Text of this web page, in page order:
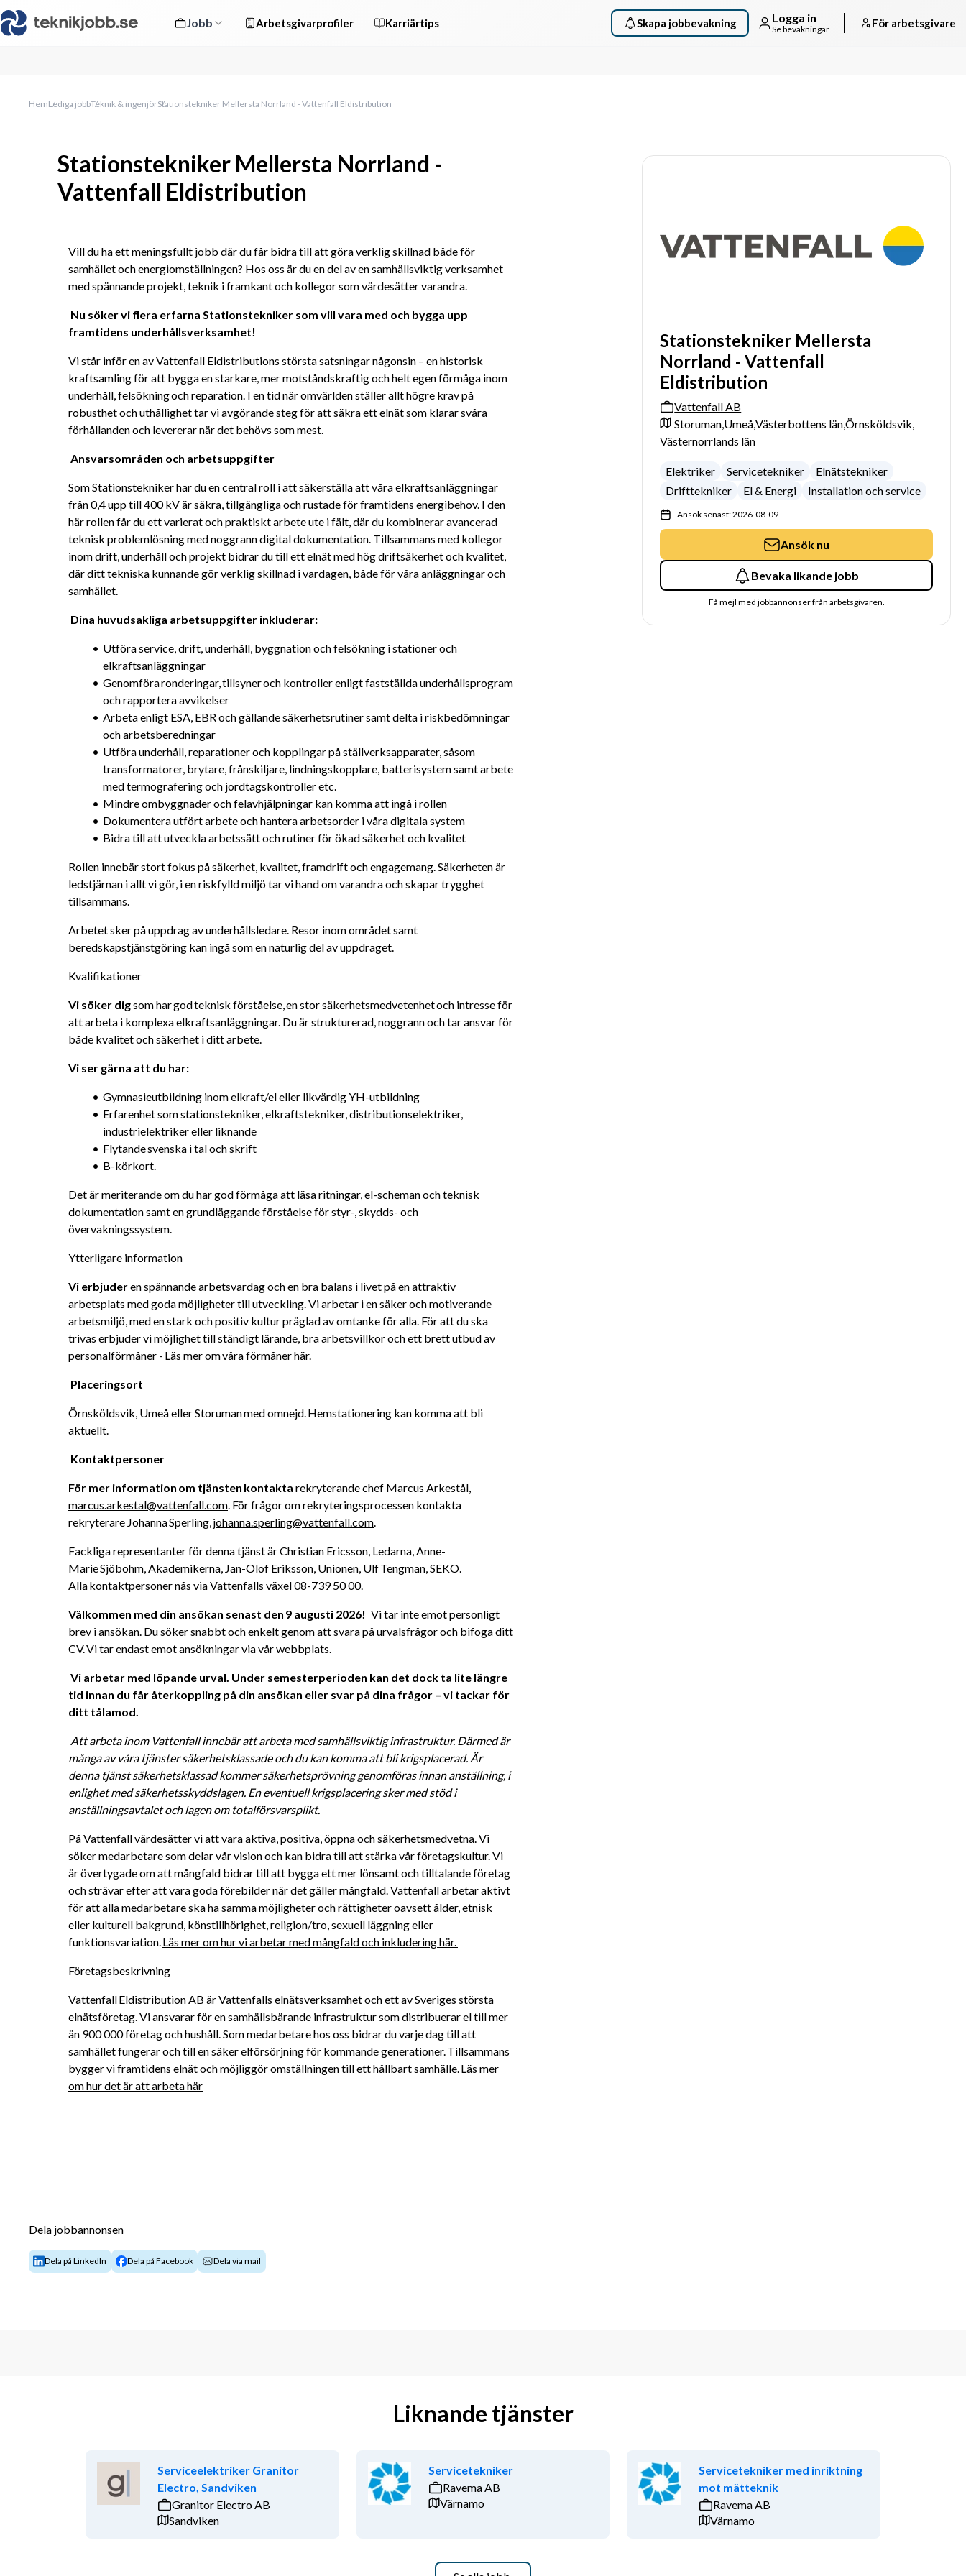
Jobb Arbetsgivarprofiler Karriärtips Skapa jobbevakning Logga in
Se bevakningar För arbetsgivare
HemLediga jobbTeknik & ingenjörStationstekniker Mellersta Norrland - Vattenfall Eldistribution
Stationstekniker Mellersta Norrland -
Vattenfall Eldistribution
Vill du ha ett meningsfullt jobb där du får bidra till att göra verklig skillnad både för
samhället och energiomställningen? Hos oss är du en del av en samhällsviktig verksamhet
med spännande projekt, teknik i framkant och kollegor som värdesätter varandra.
Nu söker vi flera erfarna Stationstekniker som vill vara med och bygga upp
framtidens underhållsverksamhet!
Vi står inför en av Vattenfall Eldistributions största satsningar någonsin – en historisk
kraftsamling för att bygga en starkare, mer motståndskraftig och helt egen förmåga inom
underhåll, felsökning och reparation. I en tid när omvärlden ställer allt högre krav på
robusthet och uthållighet tar vi avgörande steg för att säkra ett elnät som klarar svåra
förhållanden och levererar när det behövs som mest.
Ansvarsområden och arbetsuppgifter
Som Stationstekniker har du en central roll i att säkerställa att våra elkraftsanläggningar
från 0,4 upp till 400 kV är säkra, tillgängliga och rustade för framtidens energibehov. I den
här rollen får du ett varierat och praktiskt arbete ute i fält, där du kombinerar avancerad
teknisk problemlösning med noggrann digital dokumentation. Tillsammans med kollegor
inom drift, underhåll och projekt bidrar du till ett elnät med hög driftsäkerhet och kvalitet,
där ditt tekniska kunnande gör verklig skillnad i vardagen, både för våra anläggningar och
samhället.
Dina huvudsakliga arbetsuppgifter inkluderar:
Utföra service, drift, underhåll, byggnation och felsökning i stationer och
elkraftsanläggningar
Genomföra ronderingar, tillsyner och kontroller enligt fastställda underhållsprogram
och rapportera avvikelser
Arbeta enligt ESA, EBR och gällande säkerhetsrutiner samt delta i riskbedömningar
och arbetsberedningar
Utföra underhåll, reparationer och kopplingar på ställverksapparater, såsom
transformatorer, brytare, frånskiljare, lindningskopplare, batterisystem samt arbete
med termografering och jordtagskontroller etc.
Mindre ombyggnader och felavhjälpningar kan komma att ingå i rollen
Dokumentera utfört arbete och hantera arbetsorder i våra digitala system
Bidra till att utveckla arbetssätt och rutiner för ökad säkerhet och kvalitet
Rollen innebär stort fokus på säkerhet, kvalitet, framdrift och engagemang. Säkerheten är
ledstjärnan i allt vi gör, i en riskfylld miljö tar vi hand om varandra och skapar trygghet
tillsammans.
Arbetet sker på uppdrag av underhållsledare. Resor inom området samt
beredskapstjänstgöring kan ingå som en naturlig del av uppdraget.
Kvalifikationer
Vi söker dig som har god teknisk förståelse, en stor säkerhetsmedvetenhet och intresse för
att arbeta i komplexa elkraftsanläggningar. Du är strukturerad, noggrann och tar ansvar för
både kvalitet och säkerhet i ditt arbete.
Vi ser gärna att du har:
Gymnasieutbildning inom elkraft/el eller likvärdig YH-utbildning
Erfarenhet som stationstekniker, elkraftstekniker, distributionselektriker,
industrielektriker eller liknande
Flytande svenska i tal och skrift
B-körkort.
Det är meriterande om du har god förmåga att läsa ritningar, el-scheman och teknisk
dokumentation samt en grundläggande förståelse för styr-, skydds- och
övervakningssystem.
Ytterligare information
Vi erbjuder en spännande arbetsvardag och en bra balans i livet på en attraktiv
arbetsplats med goda möjligheter till utveckling. Vi arbetar i en säker och motiverande
arbetsmiljö, med en stark och positiv kultur präglad av omtanke för alla. För att du ska
trivas erbjuder vi möjlighet till ständigt lärande, bra arbetsvillkor och ett brett utbud av
personalförmåner - Läs mer om våra förmåner här.
Placeringsort
Örnsköldsvik, Umeå eller Storuman med omnejd. Hemstationering kan komma att bli
aktuellt.
Kontaktpersoner
För mer information om tjänsten kontakta
marcus.arkestal@vattenfall.com. För frågor om rekryteringsprocessen kontakta
rekryterare Johanna Sperling, johanna.sperling@vattenfall.com.
Fackliga representanter för denna tjänst är Christian Ericsson, Ledarna, Anne-
Marie Sjöbohm, Akademikerna, Jan-Olof Eriksson, Unionen, Ulf Tengman, SEKO.
Alla kontaktpersoner nås via Vattenfalls växel 08-739 50 00.
Välkommen med din ansökan senast den 9 augusti 2026! Vi tar inte emot personligt
brev i ansökan. Du söker snabbt och enkelt genom att svara på urvalsfrågor och bifoga ditt
CV. Vi tar endast emot ansökningar via vår webbplats.
Vi arbetar med löpande urval. Under semesterperioden kan det dock ta lite längre
tid innan du får återkoppling på din ansökan eller svar på dina frågor – vi tackar för
ditt tålamod.
Att arbeta inom Vattenfall innebär att arbeta med samhällsviktig infrastruktur. Därmed är
många av våra tjänster säkerhetsklassade och du kan komma att bli krigsplacerad. Är
denna tjänst säkerhetsklassad kommer säkerhetsprövning genomföras innan anställning, i
enlighet med säkerhetsskyddslagen. En eventuell krigsplacering sker med stöd i
anställningsavtalet och lagen om totalförsvarsplikt.
På Vattenfall värdesätter vi att vara aktiva, positiva, öppna och säkerhetsmedvetna. Vi
söker medarbetare som delar vår vision och kan bidra till att stärka vår företagskultur. Vi
är övertygade om att mångfald bidrar till att bygga ett mer lönsamt och tilltalande företag
och strävar efter att vara goda förebilder när det gäller mångfald. Vattenfall arbetar aktivt
för att alla medarbetare ska ha samma möjligheter och rättigheter oavsett ålder, etnisk
eller kulturell bakgrund, könstillhörighet, religion/tro, sexuell läggning eller
funktionsvariation. Läs mer om hur vi arbetar med mångfald och inkludering här.
Företagsbeskrivning
Vattenfall Eldistribution AB är Vattenfalls elnätsverksamhet och ett av Sveriges största
elnätsföretag. Vi ansvarar för en samhällsbärande infrastruktur som distribuerar el till mer
än 900 000 företag och hushåll. Som medarbetare hos oss bidrar du varje dag till att
samhället fungerar och till en säker elförsörjning för kommande generationer. Tillsammans
bygger vi framtidens elnät och möjliggör omställningen till ett hållbart samhälle. Läs mer
om hur det är att arbeta här
Stationstekniker Mellersta
Norrland - Vattenfall
Eldistribution
Vattenfall AB
Storuman,Umeå,Västerbottens län,Örnsköldsvik,
Västernorrlands län
Elektriker Servicetekniker
Elnätstekniker
Drifttekniker
El & Energi Installation och service
Ansök senast: 2026-08-09
Ansök nu
Bevaka likande jobb
Få mejl med jobbannonser från arbetsgivaren.
Dela jobbannonsen
Dela på LinkedIn Dela på Facebook Dela via mail
Liknande tjänster
Serviceelektriker Granitor
Electro, Sandviken
Granitor Electro AB
Sandviken
Servicetekniker
Ravema AB
Värnamo
Servicetekniker med inriktning
mot mätteknik
Ravema AB
Värnamo